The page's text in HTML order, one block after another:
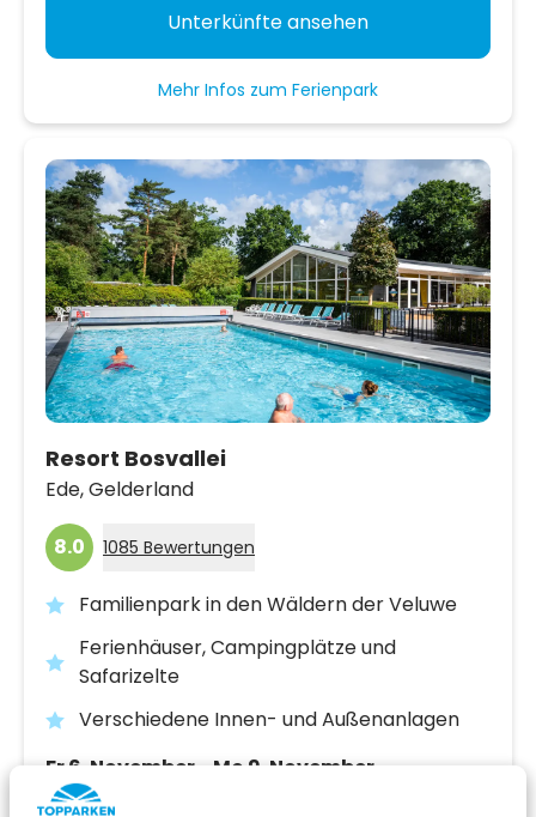
Unterkünfte ansehen
Mehr Infos zum Ferienpark
Resort Bosvallei
Ede,Gelderland
8.0 1085 Bewertungen
Familienpark in den Wäldern der Veluwe
Ferienhäuser, Campingplätze und
Safarizelte
Verschiedene Innen- und Außenanlagen
Fr 6. November - Mo 9. November
3 Nächte